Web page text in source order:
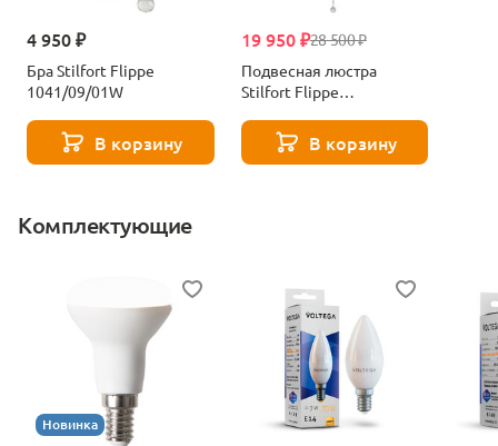
4 950 ₽
Бра Stilfort Flippe
1041/09/01W
В корзину
28 500 ₽
19 950 ₽
Подвесная люстра
Stilfort Flippe
В корзину
Комплектующие
Новинка